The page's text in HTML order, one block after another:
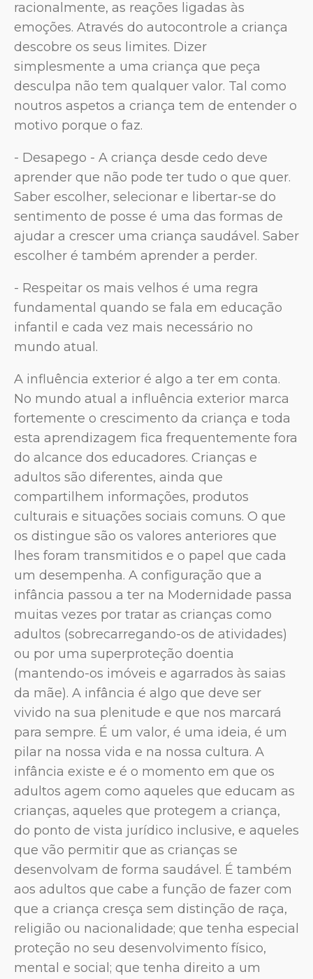
racionalmente, as reações ligadas às
emoções. Através do autocontrole a criança
descobre os seus limites. Dizer
simplesmente a uma criança que peça
desculpa não tem qualquer valor. Tal como
noutros aspetos a criança tem de entender o
motivo porque o faz.
- Desapego - A criança desde cedo deve
aprender que não pode ter tudo o que quer.
Saber escolher, selecionar e libertar-se do
sentimento de posse é uma das formas de
ajudar a crescer uma criança saudável. Saber
escolher é também aprender a perder.
- Respeitar os mais velhos é uma regra
fundamental quando se fala em educação
infantil e cada vez mais necessário no
mundo atual.
A influência exterior é algo a ter em conta.
No mundo atual a influência exterior marca
fortemente o crescimento da criança e toda
esta aprendizagem fica frequentemente fora
do alcance dos educadores. Crianças e
adultos são diferentes, ainda que
compartilhem informações, produtos
culturais e situações sociais comuns. O que
os distingue são os valores anteriores que
lhes foram transmitidos e o papel que cada
um desempenha. A configuração que a
infância passou a ter na Modernidade passa
muitas vezes por tratar as crianças como
adultos (sobrecarregando-os de atividades)
ou por uma superproteção doentia
(mantendo-os imóveis e agarrados às saias
da mãe). A infância é algo que deve ser
vivido na sua plenitude e que nos marcará
para sempre. É um valor, é uma ideia, é um
pilar na nossa vida e na nossa cultura. A
infância existe e é o momento em que os
adultos agem como aqueles que educam as
crianças, aqueles que protegem a criança,
do ponto de vista jurídico inclusive, e aqueles
que vão permitir que as crianças se
desenvolvam de forma saudável. É também
aos adultos que cabe a função de fazer com
que a criança cresça sem distinção de raça,
religião ou nacionalidade; que tenha especial
proteção no seu desenvolvimento físico,
mental e social; que tenha direito a um